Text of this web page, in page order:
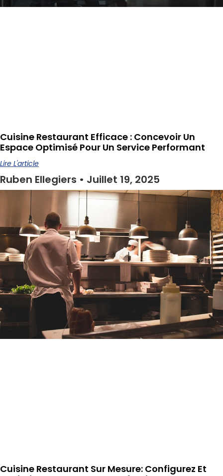
Cuisine Restaurant Efficace : Concevoir Un
Espace Optimisé Pour Un Service Performant
Lire L'article
Ruben Ellegiers Juillet 19, 2025
Cuisine Restaurant Sur Mesure: Configurez Et